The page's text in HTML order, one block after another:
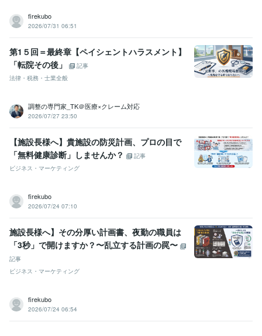
firekubo
2026/07/31 06:51
第1５回＝最終章【ペイシェントハラスメント】
「転院その後」
記事
法律・税務・士業全般
調整の専門家_TK＠医療×クレーム対応
2026/07/27 23:50
【施設長様へ】貴施設の防災計画、プロの目で
「無料健康診断」しませんか？
記事
ビジネス・マーケティング
firekubo
2026/07/24 07:10
施設長様へ】その分厚い計画書、夜勤の職員は
「3秒」で開けますか？〜乱立する計画の罠〜
記事
ビジネス・マーケティング
firekubo
2026/07/24 06:54